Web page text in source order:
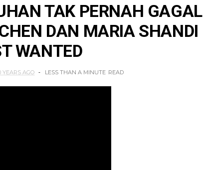
TAK PERNAH GAGAL
DAN MARIA SHANDI
WANTED
YEARS AGO LESS THAN A MINUTE READ